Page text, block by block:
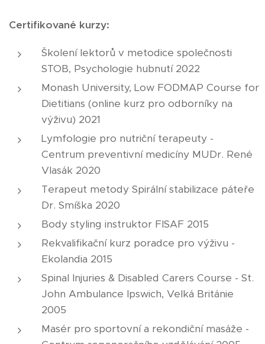
Certifikované kurzy:
Školení lektorů v metodice společnosti
STOB, Psychologie hubnutí 2022
Monash University, Low FODMAP Course for
Dietitians (online kurz pro odborníky na
výživu) 2021
Lymfologie pro nutriční terapeuty -
Centrum preventivní medicíny MUDr. René
Vlasák 2020
Terapeut metody Spirální stabilizace páteře
Dr. Smíška 2020
Body styling instruktor FISAF 2015
Rekvalifikační kurz poradce pro výživu -
Ekolandia 2015
Spinal Injuries & Disabled Carers Course - St.
John Ambulance Ipswich, Velká Británie
2005
Masér pro sportovní a rekondiční masáže -